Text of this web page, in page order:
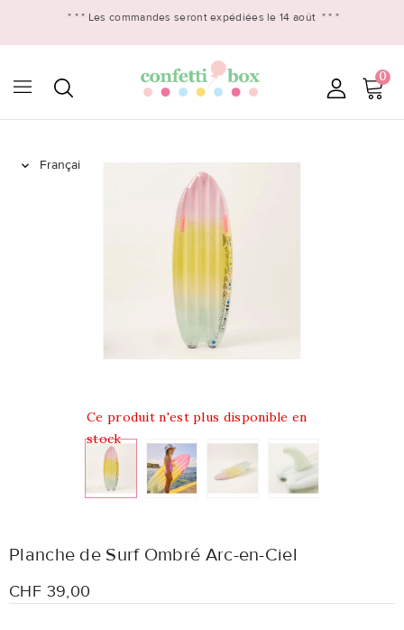
* * * Les commandes seront expédiées le 14 août * * *
0

Ce produit n'est plus disponible en
stock
Planche de Surf Ombré Arc-en-Ciel
CHF 39,00